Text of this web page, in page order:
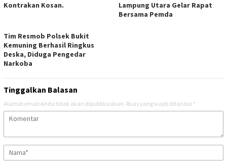
Kontrakan Kosan.
Lampung Utara Gelar Rapat
Bersama Pemda
Tim Resmob Polsek Bukit
Kemuning Berhasil Ringkus
Deska, Diduga Pengedar
Narkoba
Tinggalkan Balasan
Alamat email Anda tidak akan dipublikasikan. Ruas yang wajib ditandai *